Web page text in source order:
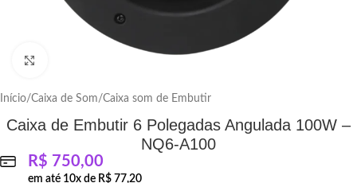
Início/Caixa de Som/Caixa som de Embutir
Caixa de Embutir 6 Polegadas Angulada 100W –
NQ6-A100
R$ 750,00
em até 10x de R$ 77,20